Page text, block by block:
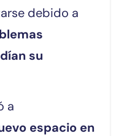
debido a
su
a
espacio en